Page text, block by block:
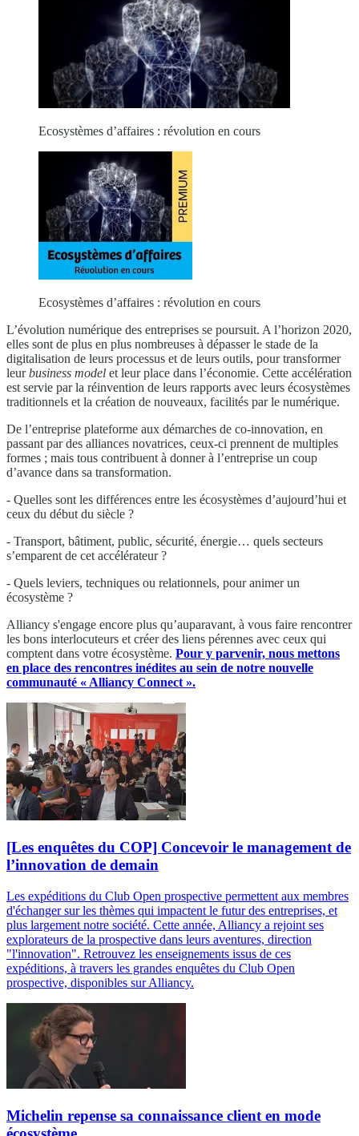
Ecosystèmes d’affaires : révolution en cours
Ecosystèmes d’affaires : révolution en cours
L’évolution numérique des entreprises se poursuit. A l’horizon 2020,
elles sont de plus en plus nombreuses à dépasser le stade de la
digitalisation de leurs processus et de leurs outils, pour transformer
leurbusiness model et leur place dans l’économie. Cette accélération
est servie par la réinvention de leurs rapports avec leurs écosystèmes
traditionnels et la création de nouveaux, facilités par le numérique.
De l’entreprise plateforme aux démarches de co-innovation, en
passant par des alliances novatrices, ceux-ci prennent de multiples
formes ; mais tous contribuent à donner à l’entreprise un coup
d’avance dans sa transformation.
- Quelles sont les différences entre les écosystèmes d’aujourd’hui et
ceux du début du siècle ?
- Transport, bâtiment, public, sécurité, énergie… quels secteurs
s’emparent de cet accélérateur ?
- Quels leviers, techniques ou relationnels, pour animer un
écosystème ?
Alliancy s'engage encore plus qu’auparavant, à vous faire rencontrer
les bons interlocuteurs et créer des liens pérennes avec ceux qui
comptent dans votre écosystème. Pour y parvenir, nous mettons
en place des rencontres inédites au sein de notre nouvelle
communauté « Alliancy Connect ».
[Les enquêtes du COP] Concevoir le management de
l’innovation de demain
Les expéditions du Club Open prospective permettent aux membres
d'échanger sur les thèmes qui impactent le futur des entreprises, et
plus largement notre société. Cette année, Alliancy a rejoint ses
explorateurs de la prospective dans leurs aventures, direction
"l'innovation". Retrouvez les enseignements issus de ces
expéditions, à travers les grandes enquêtes du Club Open
prospective, disponibles sur Alliancy.
Michelin repense sa connaissance client en mode